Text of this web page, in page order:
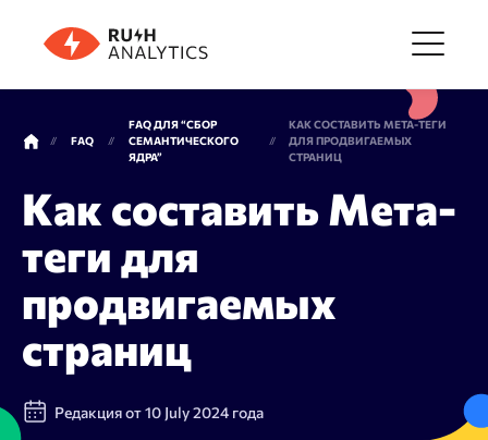
Инструменты
FAQ
Цены
О компании
FAQ
FAQ ДЛЯ “СБОР
СЕМАНТИЧЕСКОГО
ЯДРА”
КАК СОСТАВИТЬ МЕТА-ТЕГИ
ДЛЯ ПРОДВИГАЕМЫХ
СТРАНИЦ
Как составить Мета-
теги для
продвигаемых
страниц
Редакция от 10 July 2024 года